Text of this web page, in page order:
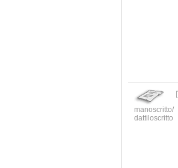
manoscritto/
dattiloscritto